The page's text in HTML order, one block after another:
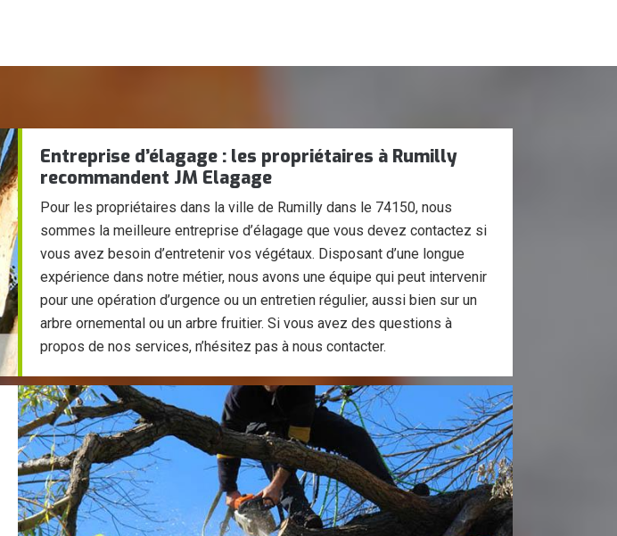
Entreprise d’élagage : les propriétaires à Rumilly
recommandent JM Elagage
Pour les propriétaires dans la ville de Rumilly dans le 74150, nous
sommes la meilleure entreprise d’élagage que vous devez contactez si
vous avez besoin d’entretenir vos végétaux. Disposant d’une longue
expérience dans notre métier, nous avons une équipe qui peut intervenir
pour une opération d’urgence ou un entretien régulier, aussi bien sur un
arbre ornemental ou un arbre fruitier. Si vous avez des questions à
propos de nos services, n’hésitez pas à nous contacter.